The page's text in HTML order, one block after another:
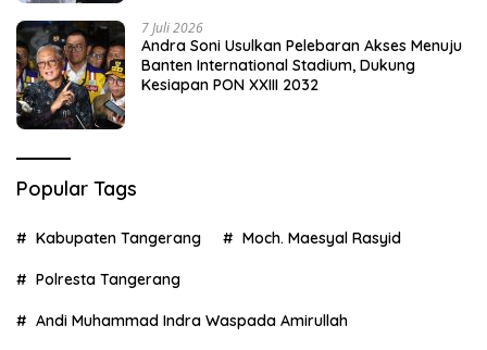
7 Juli 2026
Andra Soni Usulkan Pelebaran Akses Menuju
Banten International Stadium, Dukung
Kesiapan PON XXIII 2032
Popular Tags
Kabupaten Tangerang Moch. Maesyal Rasyid
Polresta Tangerang
Andi Muhammad Indra Waspada Amirullah